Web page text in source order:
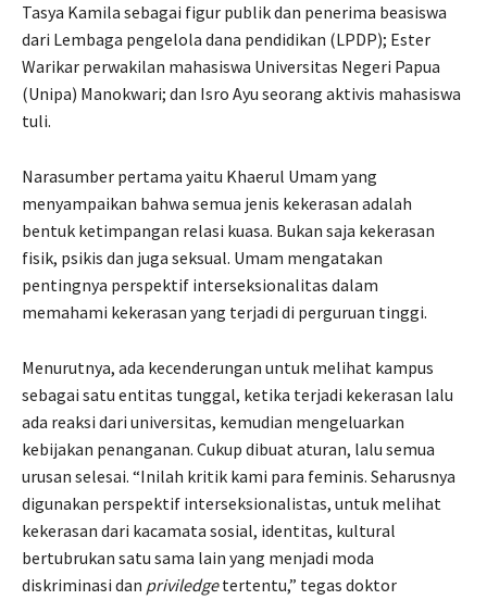
Tasya Kamila sebagai figur publik dan penerima beasiswa
dari Lembaga pengelola dana pendidikan (LPDP); Ester
Warikar perwakilan mahasiswa Universitas Negeri Papua
(Unipa) Manokwari; dan Isro Ayu seorang aktivis mahasiswa
tuli.
Narasumber pertama yaitu Khaerul Umam yang
menyampaikan bahwa semua jenis kekerasan adalah
bentuk ketimpangan relasi kuasa. Bukan saja kekerasan
fisik, psikis dan juga seksual. Umam mengatakan
pentingnya perspektif interseksionalitas dalam
memahami kekerasan yang terjadi di perguruan tinggi.
Menurutnya, ada kecenderungan untuk melihat kampus
sebagai satu entitas tunggal, ketika terjadi kekerasan lalu
ada reaksi dari universitas, kemudian mengeluarkan
kebijakan penanganan. Cukup dibuat aturan, lalu semua
urusan selesai. “Inilah kritik kami para feminis. Seharusnya
digunakan perspektif interseksionalistas, untuk melihat
kekerasan dari kacamata sosial, identitas, kultural
bertubrukan satu sama lain yang menjadi moda
diskriminasi dan priviledgetertentu,” tegas doktor